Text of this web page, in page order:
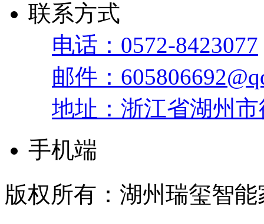
联系方式
电话：0572-8423077
邮件：
地址：浙江省湖州
手机端
版权所有：湖州瑞玺智能